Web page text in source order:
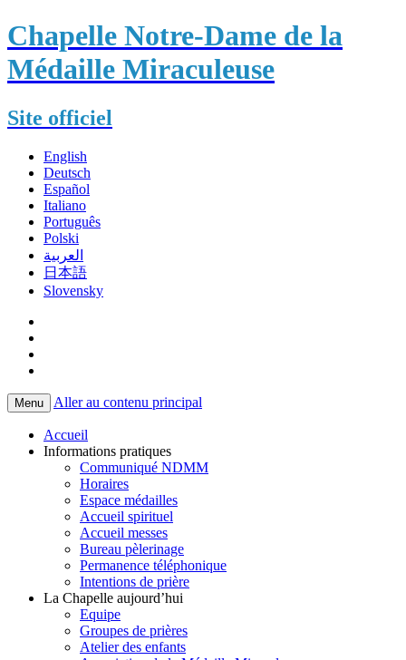
Chapelle Notre-Dame de la
Médaille Miraculeuse
Site officiel
English
Deutsch
Español
Italiano
Português
Polski
العربية
日本語
Slovensky
Menu Aller au contenu principal
Accueil
Informations pratiques
Communiqué NDMM
Horaires
Espace médailles
Accueil spirituel
Accueil messes
Bureau pèlerinage
Permanence téléphonique
Intentions de prière
La Chapelle aujourd’hui
Equipe
Groupes de prières
Atelier des enfants